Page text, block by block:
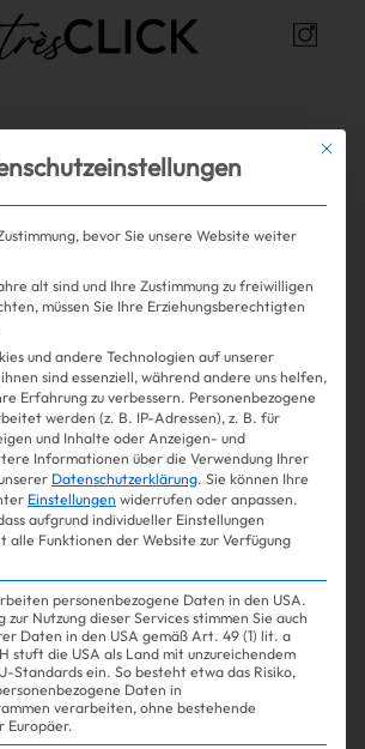
zum Thema
Shearling
| 22.10.2024
Mit
bevor Sie unsere Website weiter
alt sind und Ihre Zustimmung zu freiwilligen
müssen Sie Ihre Erziehungsberechtigten
und andere Technologien auf unserer
sind essenziell, während andere uns helfen,
Erfahrung zu verbessern. Personenbezogene
werden (z. B. IP-Adressen), z. B. für
und Inhalte oder Anzeigen- und
Informationen über die Verwendung Ihrer
Datenschutzerklärung. Sie können Ihre
Einstellungen widerrufen oder anpassen.
aufgrund individueller Einstellungen
alle Funktionen der Website zur Verfügung
personenbezogene Daten in den USA.
zur Nutzung dieser Services stimmen Sie auch
Daten in den USA gemäß Art. 49 (1) lit. a
stuft die USA als Land mit unzureichendem
Standards ein. So besteht etwa das Risiko,
Daten in
verarbeiten, ohne bestehende
Europäer.